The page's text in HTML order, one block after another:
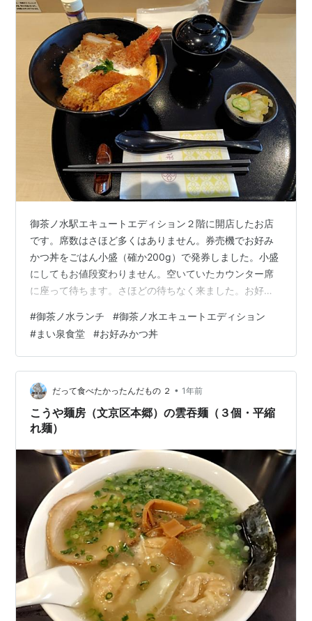
御茶ノ水駅エキュートエディション２階に開店したお店
です。席数はさほど多くはありません。券売機でお好み
かつ丼をごはん小盛（確か200g）で発券しました。小盛
にしてもお値段変わりません。空いていたカウンター席
に座って待ちます。さほどの待ちなく来ました。お好み
ケの玉子とじ丼でした。とんかつはヒレかロースかを選
べたと思いますが，あまり意識せずに発券しましたらロ
ースが来ました。おそらくデフォルトがロースかなと思
います。丼面よく見ると，玉子の丼縁の部分が結構火が
通った感じになっていました。コロッケのクリーミィ感
がやや足りないかなとも思いましたが，やわらかロ…
#御茶ノ水ランチ #御茶ノ水エキュートエディション
#まい泉食堂 #お好みかつ丼
だって食べたかったんだもの ２ • 1年前
こうや麺房（文京区本郷）の雲吞麺（３個・平縮
れ麺）